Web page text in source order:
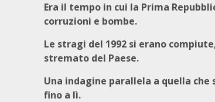
Era il tempo in cui la Prima
corruzioni e bombe.
Le stragi del 1992 si erano
stremato del Paese.
Una indagine parallela a quella
fino a lì.